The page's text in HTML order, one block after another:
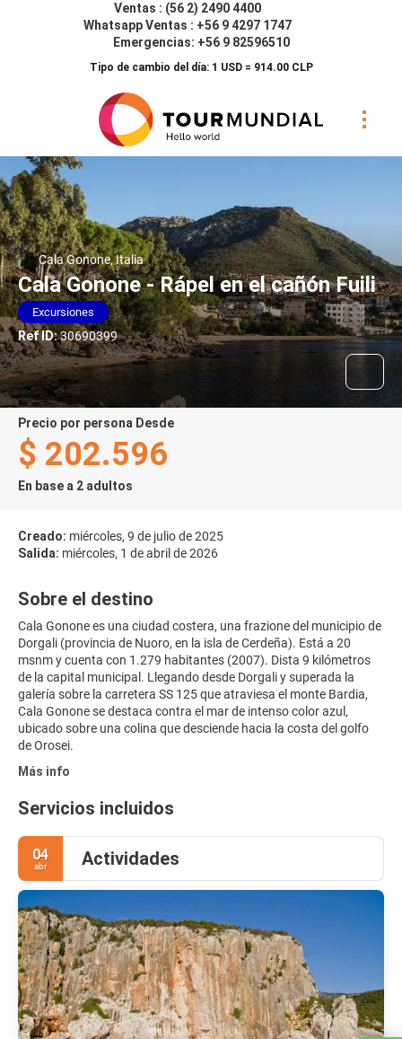
Ventas : (56 2) 2490 4400
Whatsapp Ventas : +56 9 4297 1747
Emergencias: +56 9 82596510
Tipo de cambio del día: 1 USD = 914.00 CLP
Cala Gonone, Italia
Cala Gonone - Rápel en el cañón Fuili
Excursiones
Ref ID:30690399
precio por persona Desde
$ 202.596
En base a 2 adultos
Creado: miércoles, 9 de julio de 2025
Salida: miércoles, 1 de abril de 2026
Sobre el destino
Cala Gonone es una ciudad costera, una frazione del municipio de
Dorgali (provincia de Nuoro, en la isla de Cerdeña). Está a 20
msnm y cuenta con 1.279 habitantes (2007). Dista 9 kilómetros
de la capital municipal. Llegando desde Dorgali y superada la
galería sobre la carretera SS 125 que atraviesa el monte Bardia,
Cala Gonone se destaca contra el mar de intenso color azul,
ubicado sobre una colina que desciende hacia la costa del golfo
de Orosei.
Más info
Servicios incluidos
04
abr Actividades